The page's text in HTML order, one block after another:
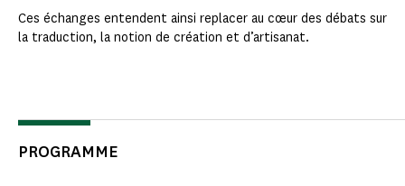
Ces échanges entendent ainsi replacer au cœur des débats sur
la traduction, la notion de création et d’artisanat.
PROGRAMME